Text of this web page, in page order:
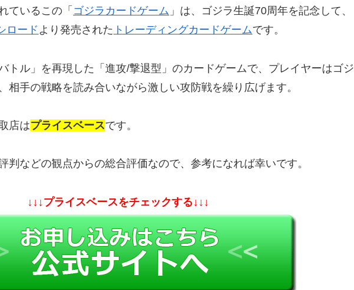
ているこの「 ゴジラカードゲーム 」は、ゴジラ生誕70周年を記念して、
ロードより発売された トレーディングカードゲームです。
トル」を再現した「進攻/撃退型」のカードゲームで、プレイヤーはゴジ
相手の戦略を読み合いながら激しい攻防戦を繰り広げます。
店はプライスベースです。
判などの観点からの総合評価なので、参考になれば幸いです。
↓↓↓プライスベースをチェックする↓↓↓